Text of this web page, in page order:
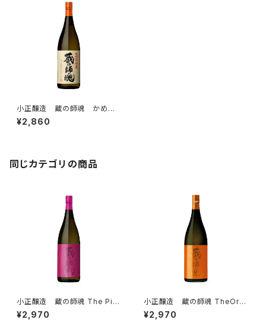
小正醸造 蔵の師魂 かめ壺
貯蔵 1800ml 芋焼酎 一升瓶
¥2,860
同じカテゴリの商品
小正醸造 蔵の師魂 The Pink
1800ml 芋焼酎 一升瓶
¥2,970
小正醸造 蔵の師魂 TheOran
ge 1800ml 芋焼酎 一升瓶
¥2,970